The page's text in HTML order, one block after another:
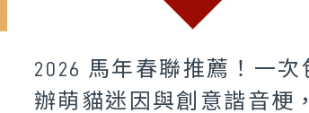
2026 馬年春聯推薦！一次
辦萌貓迷因與創意諧音梗